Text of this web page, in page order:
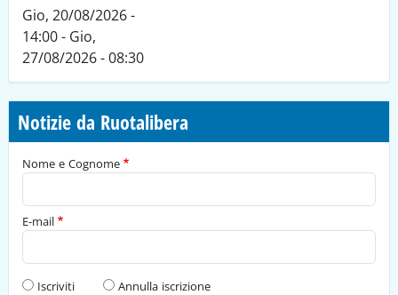
Gio, 20/08/2026 -
14:00- Gio,
27/08/2026 - 08:30
Notizie da Ruotalibera
Nome e Cognome
E-mail
Tipo di richiesta
Iscriviti
Annulla iscrizione